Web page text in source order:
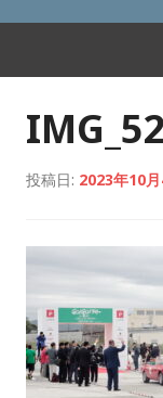
投稿日: 2023年10月